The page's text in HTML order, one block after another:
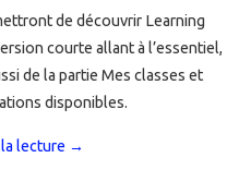
de découvrir Learning
courte allant à l’essentiel,
de la partie Mes classes et
disponibles.
lecture →